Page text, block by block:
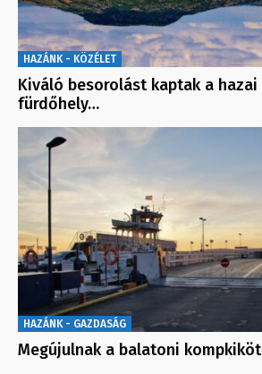
HAZÁNK - KÖZÉLET
Kiváló besorolást kaptak a hazai
fürdőhely…
HAZÁNK - GAZDASÁG
Megújulnak a balatoni